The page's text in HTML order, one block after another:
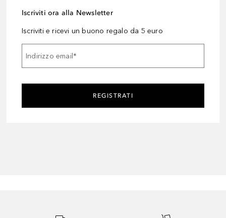
Iscriviti ora alla Newsletter
Iscriviti e ricevi un buono regalo da 5 euro
Indirizzo email *
REGISTRATI